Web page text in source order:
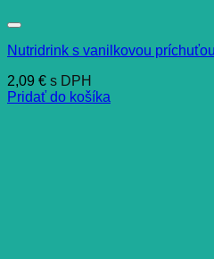
Nutridrink s vanilkovou
2,09 € s DPH
Pridať do košíka